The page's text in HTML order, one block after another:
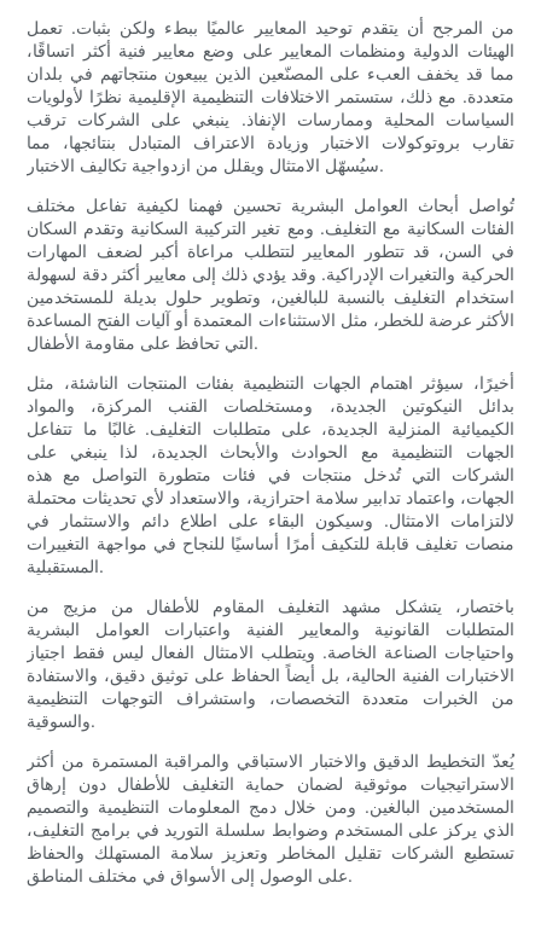
من المرجح أن يتقدم توحيد المعايير عالميًا ببطء ولكن بثبات. تعمل
الهيئات الدولية ومنظمات المعايير على وضع معايير فنية أكثر اتساقًا،
مما قد يخفف العبء على المصنّعين الذين يبيعون منتجاتهم في بلدان
متعددة. مع ذلك، ستستمر الاختلافات التنظيمية الإقليمية نظرًا لأولويات
السياسات المحلية وممارسات الإنفاذ. ينبغي على الشركات ترقب
تقارب بروتوكولات الاختبار وزيادة الاعتراف المتبادل بنتائجها، مما
سيُسهّل الامتثال ويقلل من ازدواجية تكاليف الاختبار.
تُواصل أبحاث العوامل البشرية تحسين فهمنا لكيفية تفاعل مختلف
الفئات السكانية مع التغليف. ومع تغير التركيبة السكانية وتقدم السكان
في السن، قد تتطور المعايير لتتطلب مراعاة أكبر لضعف المهارات
الحركية والتغيرات الإدراكية. وقد يؤدي ذلك إلى معايير أكثر دقة لسهولة
استخدام التغليف بالنسبة للبالغين، وتطوير حلول بديلة للمستخدمين
الأكثر عرضة للخطر، مثل الاستثناءات المعتمدة أو آليات الفتح المساعدة
التي تحافظ على مقاومة الأطفال.
أخيرًا، سيؤثر اهتمام الجهات التنظيمية بفئات المنتجات الناشئة، مثل
بدائل النيكوتين الجديدة، ومستخلصات القنب المركزة، والمواد
الكيميائية المنزلية الجديدة، على متطلبات التغليف. غالبًا ما تتفاعل
الجهات التنظيمية مع الحوادث والأبحاث الجديدة، لذا ينبغي على
الشركات التي تُدخل منتجات في فئات متطورة التواصل مع هذه
الجهات، واعتماد تدابير سلامة احترازية، والاستعداد لأي تحديثات محتملة
لالتزامات الامتثال. وسيكون البقاء على اطلاع دائم والاستثمار في
منصات تغليف قابلة للتكيف أمرًا أساسيًا للنجاح في مواجهة التغييرات
المستقبلية.
باختصار، يتشكل مشهد التغليف المقاوم للأطفال من مزيج من
المتطلبات القانونية والمعايير الفنية واعتبارات العوامل البشرية
واحتياجات الصناعة الخاصة. ويتطلب الامتثال الفعال ليس فقط اجتياز
الاختبارات الفنية الحالية، بل أيضاً الحفاظ على توثيق دقيق، والاستفادة
من الخبرات متعددة التخصصات، واستشراف التوجهات التنظيمية
والسوقية.
يُعدّ التخطيط الدقيق والاختبار الاستباقي والمراقبة المستمرة من أكثر
الاستراتيجيات موثوقية لضمان حماية التغليف للأطفال دون إرهاق
المستخدمين البالغين. ومن خلال دمج المعلومات التنظيمية والتصميم
الذي يركز على المستخدم وضوابط سلسلة التوريد في برامج التغليف،
تستطيع الشركات تقليل المخاطر وتعزيز سلامة المستهلك والحفاظ
على الوصول إلى الأسواق في مختلف المناطق.